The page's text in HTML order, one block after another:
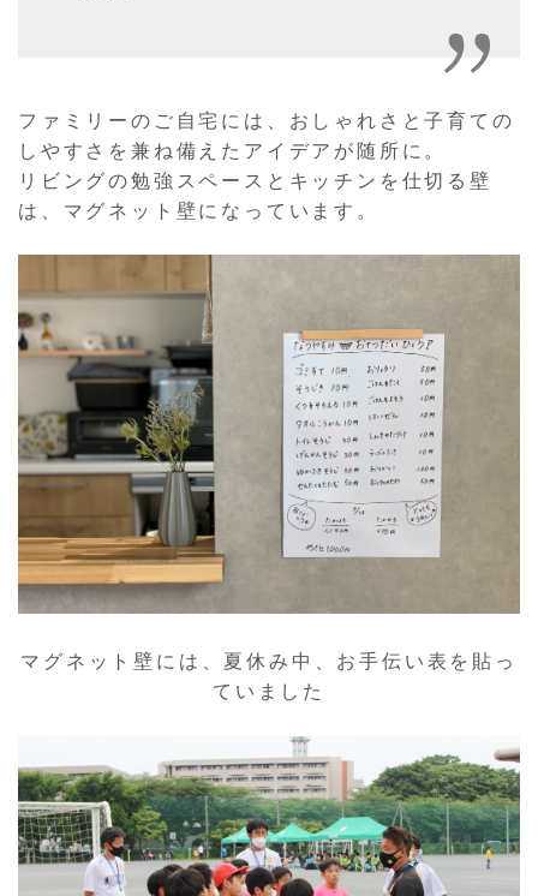
ファミリーのご自宅には、おしゃれさと子育ての
しやすさを兼ね備えたアイデアが随所に。
リビングの勉強スペースとキッチンを仕切る壁
は、マグネット壁になっています。
マグネット壁には、夏休み中、お手伝い表を貼っ
ていました